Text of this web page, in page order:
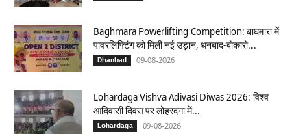
Baghmara Powerlifting Competition: बाघमारा में
पावरलिफ्टिंग को मिली नई उड़ान, धनबाद-बोकारो...
Dhanbad 09-08-2026
Lohardaga Vishva Adivasi Diwas 2026: विश्व
आदिवासी दिवस पर लोहरदगा में...
Lohardaga 09-08-2026